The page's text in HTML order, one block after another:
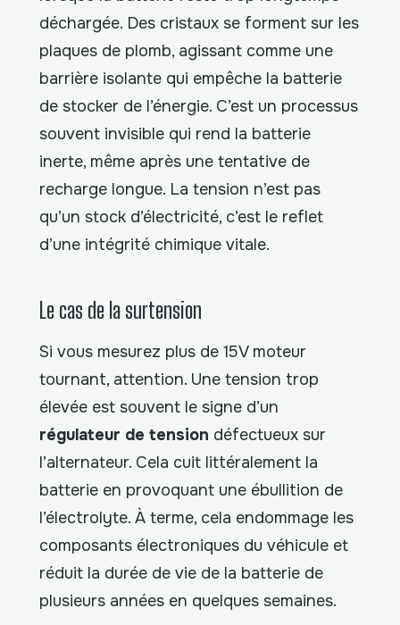
déchargée. Des cristaux se forment sur les
plaques de plomb, agissant comme une
barrière isolante qui empêche la batterie
de stocker de l’énergie. C’est un processus
souvent invisible qui rend la batterie
inerte, même après une tentative de
recharge longue. La tension n’est pas
qu’un stock d’électricité, c’est le reflet
d’une intégrité chimique vitale.
Le cas de la surtension
Si vous mesurez plus de 15V moteur
tournant, attention. Une tension trop
élevée est souvent le signe d’un
régulateur de tension défectueux sur
l’alternateur. Cela cuit littéralement la
batterie en provoquant une ébullition de
l’électrolyte. À terme, cela endommage les
composants électroniques du véhicule et
réduit la durée de vie de la batterie de
plusieurs années en quelques semaines.